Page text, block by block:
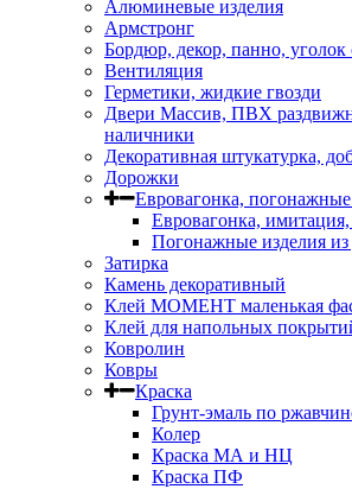
Алюминевые изделия
Армстронг
Бордюр, декор, панно, уголок
Вентиляция
Герметики, жидкие гвозди
Двери Массив, ПВХ
наличники
Декоративная штукатурка,
Дорожки
Евровагонка, погонажные
Евровагонка, имитация,
Погонажные изделия из
Затирка
Камень декоративный
Клей МОМЕНТ маленькая
Клей для напольных
Ковролин
Ковры
Краска
Грунт-эмаль по
Колер
Краска МА и НЦ
Краска ПФ